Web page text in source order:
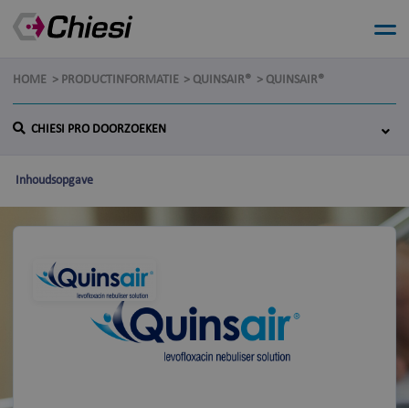
HOME PRODUCTINFORMATIE QUINSAIR® QUINSAIR®
CHIESI PRO DOORZOEKEN
Inhoudsopgave